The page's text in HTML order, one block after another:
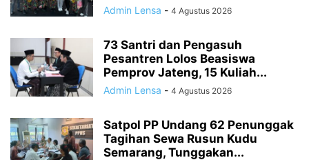
Admin Lensa - 4 Agustus 2026
73 Santri dan Pengasuh
Pesantren Lolos Beasiswa
Pemprov Jateng, 15 Kuliah...
Admin Lensa - 4 Agustus 2026
Satpol PP Undang 62 Penunggak
Tagihan Sewa Rusun Kudu
Semarang, Tunggakan...